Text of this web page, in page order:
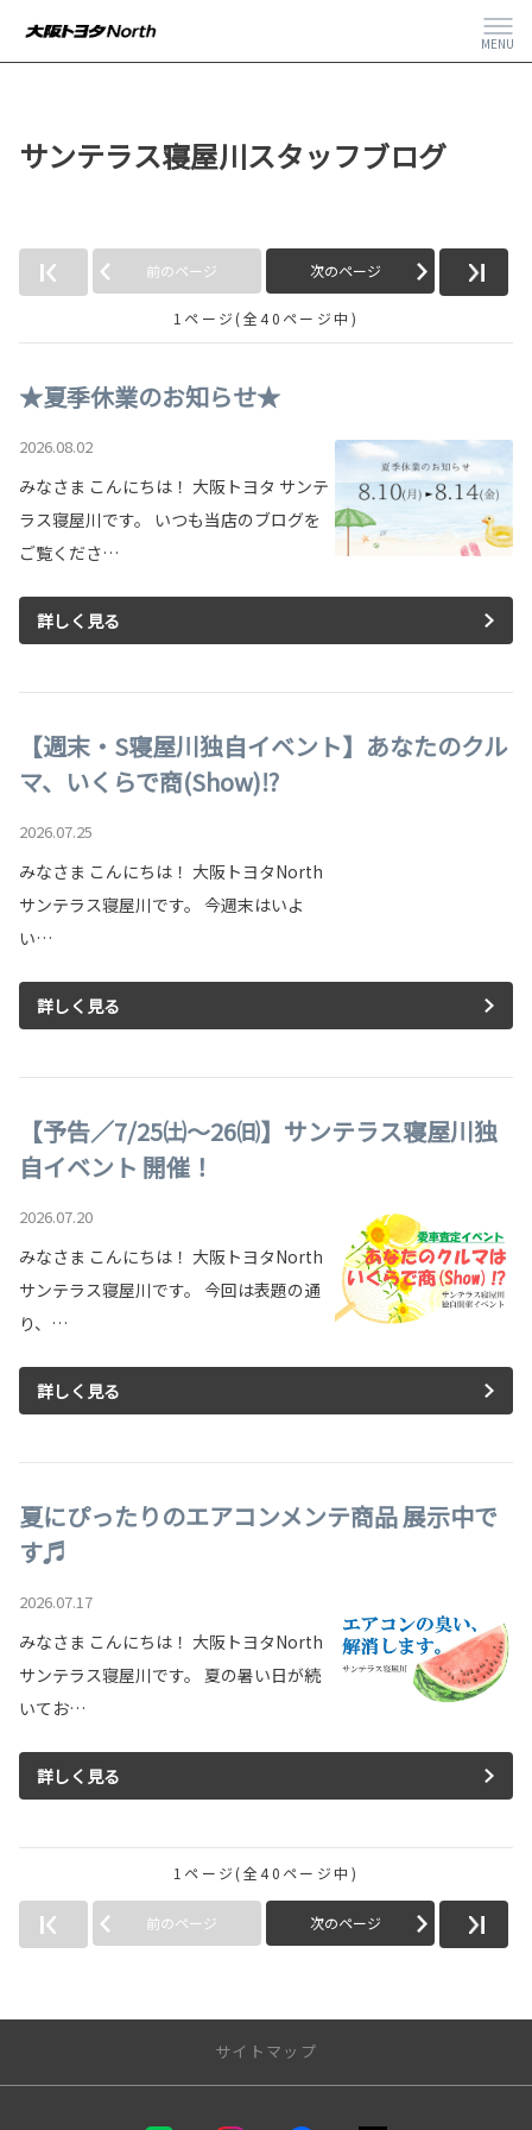
MENU
サンテラス寝屋川スタッフブログ
前のページ 次のページ
1ページ(全40ページ中)
★夏季休業のお知らせ★
2026.08.02
みなさま こんにちは！ 大阪トヨタ サンテ
ラス寝屋川です。 いつも当店のブログを
ご覧くださ…
詳しく見る
【週末・S寝屋川独自イベント】あなたのクル
マ、いくらで商(Show)⁉
2026.07.25
みなさま こんにちは！ 大阪トヨタNorth
サンテラス寝屋川です。 今週末はいよ
い…
詳しく見る
【予告／7/25㈯～26㈰】サンテラス寝屋川独
自イベント 開催！
2026.07.20
みなさま こんにちは！ 大阪トヨタNorth
サンテラス寝屋川です。 今回は表題の通
り、…
詳しく見る
夏にぴったりのエアコンメンテ商品 展示中で
す♬
2026.07.17
みなさま こんにちは！ 大阪トヨタNorth
サンテラス寝屋川です。 夏の暑い日が続
いてお…
詳しく見る
1ページ(全40ページ中)
前のページ 次のページ
サイトマップ